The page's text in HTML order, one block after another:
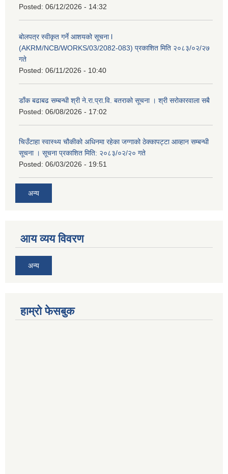
Posted: 06/12/2026 - 14:32
बोलपत्र स्वीकृत गर्ने आशयको सूचना l
(AKRM/NCB/WORKS/03/2082-083) प्रकाशित मिति २०८३/०२/२७
गते
Posted: 06/11/2026 - 10:40
डाँक बढाबढ सम्बन्धी श्री ने.रा.प्रा.वि. बतराको सूचना । श्री सरोकारवाला सबै
Posted: 06/08/2026 - 17:02
चिउँटाहा स्वास्थ्य चौकीको अधिनमा रहेका जग्गाको ठेक्कापट्टा आव्हान सम्बन्धी
सूचना । सूचना प्रकाशित मिति: २०८३/०२/२० गते
Posted: 06/03/2026 - 19:51
अन्य
आय व्यय विवरण
अन्य
हाम्रो फेसबुक